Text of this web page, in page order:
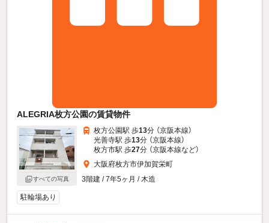
ALEGRIA枚方公園の賃貸物件
すべての写真
枚方公園駅 歩13分 （京阪本線）
光善寺駅 歩13分 （京阪本線）
枚方市駅 歩27分 （京阪本線など）
大阪府枚方市伊加賀栄町
3階建 / 7年5ヶ月 / 木造
駐輪場あり